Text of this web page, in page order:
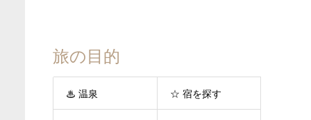
旅の目的
♨ 温泉 ☆ 宿を探す